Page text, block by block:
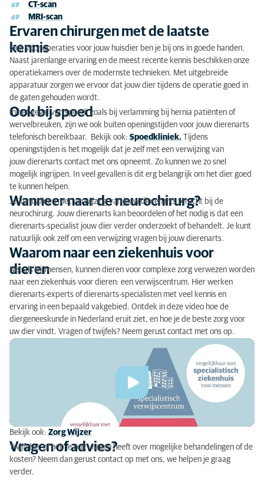
dierenarts. Heb je tips of feedback, laat het ons vooral
weten.
CT-scan
MRI-scan
Ervaren chirurgen met de laatste
kennis
Ook voor operaties voor jouw huisdier ben je bij ons in goede handen.
Naast jarenlange ervaring en de meest recente kennis beschikken onze
operatiekamers over de modernste technieken. Met uitgebreide
apparatuur zorgen we ervoor dat jouw dier tijdens de operatie goed in
de gaten gehouden wordt.
Ook bij spoed
In het geval van spoed, zoals bij verlamming bij hernia patiënten of
wervelbreuken, zijn we ook buiten openingstijden voor jouw dierenarts
telefonisch bereikbaar. Bekijk ook: Spoedkliniek. Tijdens
openingstijden is het mogelijk dat je zelf met een verwijzing van
jouw dierenarts contact met ons opneemt. Zo kunnen we zo snel
mogelijk ingrijpen. In veel gevallen is dit erg belangrijk om het dier goed
te kunnen helpen.
Wanneer naar de neurochirurg?
Je kunt alleen met verwijzing van jouw dierenarts terecht bij de
neurochirurg. Jouw dierenarts kan beoordelen of het nodig is dat een
dierenarts-specialist jouw dier verder onderzoekt of behandelt. Je kunt
natuurlijk ook zelf om een verwijzing vragen bij jouw dierenarts.
Waarom naar een ziekenhuis voor
dieren
Net als bij mensen, kunnen dieren voor complexe zorg verwezen worden
naar een ziekenhuis voor dieren: een verwijscentrum. Hier werken
dierenarts-experts of dierenarts-specialisten met veel kennis en
ervaring in een bepaald vakgebied. Ontdek in deze video hoe de
diergeneeskunde in Nederland eruit ziet, en hoe je de beste zorg voor
uw dier vindt. Vragen of twijfels? Neem gerust contact met ons op.
Bekijk ook: Zorg Wijzer
Vragen of advies?
Twijfel je, of heb je nog vragen heeft over mogelijke behandelingen of de
kosten? Neem dan gerust contact op met ons, we helpen je graag
verder.